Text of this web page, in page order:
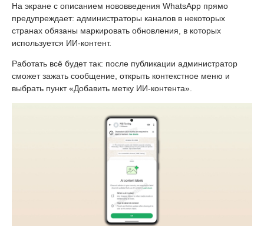
На экране с описанием нововведения WhatsApp прямо
предупреждает: администраторы каналов в некоторых
странах обязаны маркировать обновления, в которых
используется ИИ-контент.
Работать всё будет так: после публикации администратор
сможет зажать сообщение, открыть контекстное меню и
выбрать пункт «Добавить метку ИИ-контента».